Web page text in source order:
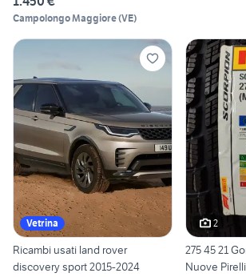
Campolongo Maggiore(VE)
Vetrina
Ricambi usati land rover
discovery sport 2015-2024
2
275 45 21
Nuove